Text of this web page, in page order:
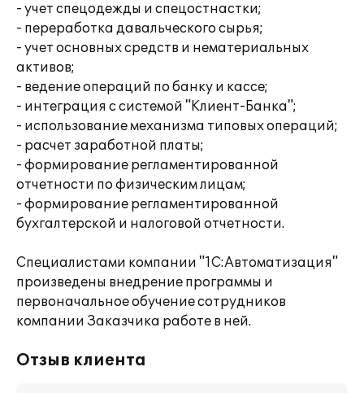
- учет спецодежды и спецостнастки;
- переработка давальческого сырья;
- учет основных средств и нематериальных
активов;
- ведение операций по банку и кассе;
- интеграция с системой "Клиент-Банка";
- использование механизма типовых операций;
- расчет заработной платы;
- формирование регламентированной
отчетности по физическим лицам;
- формирование регламентированной
бухгалтерской и налоговой отчетности.
Специалистами компании "1С:Автоматизация"
произведены внедрение программы и
первоначальное обучение сотрудников
компании Заказчика работе в ней.
Отзыв клиента